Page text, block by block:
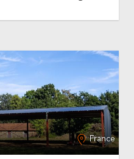
France